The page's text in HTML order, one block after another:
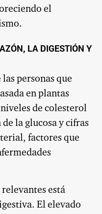
el
LA DIGESTIÓN Y
personas que
en plantas
de colesterol
la glucosa y cifras
factores que
está
El elevado